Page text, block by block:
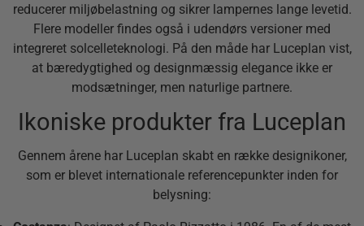
reducerer miljøbelastning og sikrer lampernes lange levetid.
Flere modeller findes også i udendørs versioner med
integreret solcelleteknologi. På den måde har Luceplan vist,
at bæredygtighed og designmæssig elegance ikke er
modsætninger, men naturlige partnere.
Ikoniske produkter fra Luceplan
Gennem årene har Luceplan skabt en række designikoner,
som er blevet internationale referencepunkter inden for
belysning: